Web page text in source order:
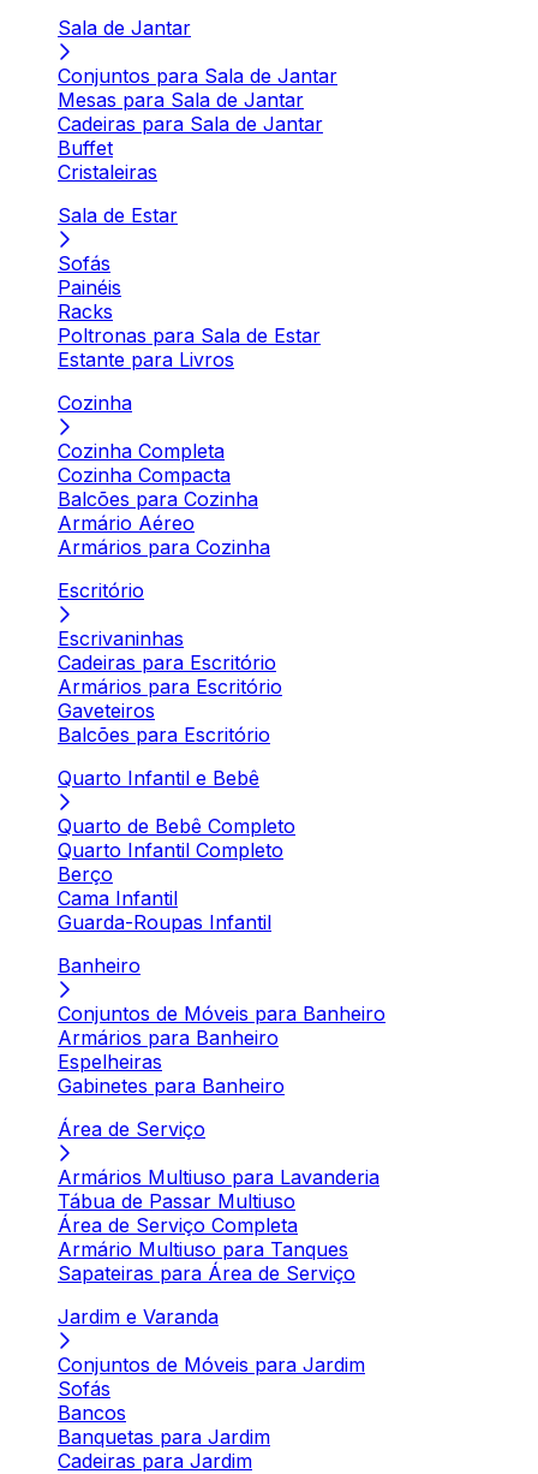
Sala de Jantar
Conjuntos para Sala de Jantar
Mesas para Sala de Jantar
Cadeiras para Sala de Jantar
Buffet
Cristaleiras
Sala de Estar
Sofás
Painéis
Racks
Poltronas para Sala de Estar
Estante para Livros
Cozinha
Cozinha Completa
Cozinha Compacta
Balcões para Cozinha
Armário Aéreo
Armários para Cozinha
Escritório
Escrivaninhas
Cadeiras para Escritório
Armários para Escritório
Gaveteiros
Balcões para Escritório
Quarto Infantil e Bebê
Quarto de Bebê Completo
Quarto Infantil Completo
Berço
Cama Infantil
Guarda-Roupas Infantil
Banheiro
Conjuntos de Móveis para Banheiro
Armários para Banheiro
Espelheiras
Gabinetes para Banheiro
Área de Serviço
Armários Multiuso para Lavanderia
Tábua de Passar Multiuso
Área de Serviço Completa
Armário Multiuso para Tanques
Sapateiras para Área de Serviço
Jardim e Varanda
Conjuntos de Móveis para Jardim
Sofás
Bancos
Banquetas para Jardim
Cadeiras para Jardim